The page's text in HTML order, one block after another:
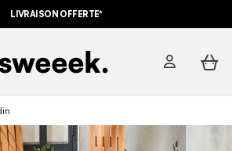
LIVRAISON OFFERTE*